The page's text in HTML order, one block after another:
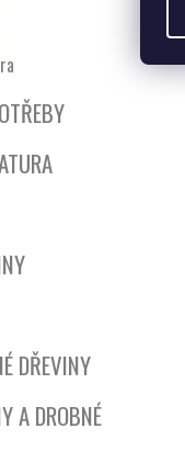
DŘEVINY
A DROBNÉ